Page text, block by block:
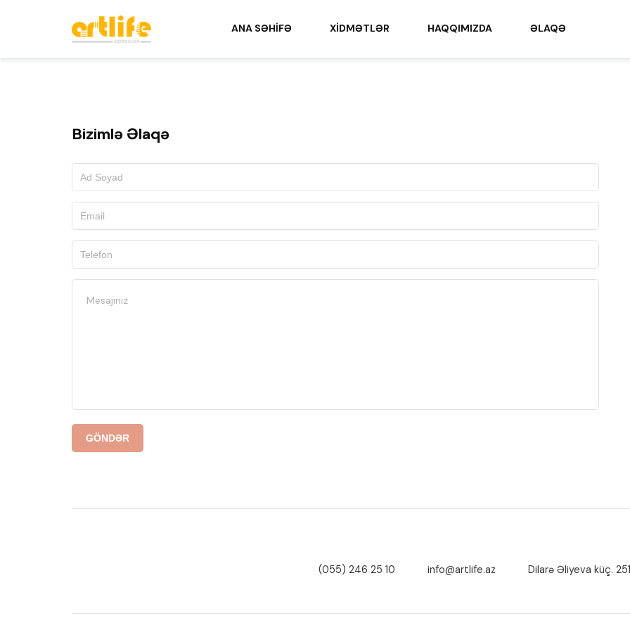
ANA SƏHIFƏ XIDMƏTLƏR HAQQIMIZDA ƏLAQƏ
Bizimlə Əlaqə
GÖNDƏR
(055) 246 25 10 info@artlife.az Dilarə Əliyeva küç.